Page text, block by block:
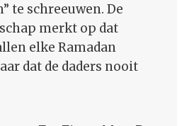
te schreeuwen. De
merkt op dat
elke Ramadan
dat de daders nooit